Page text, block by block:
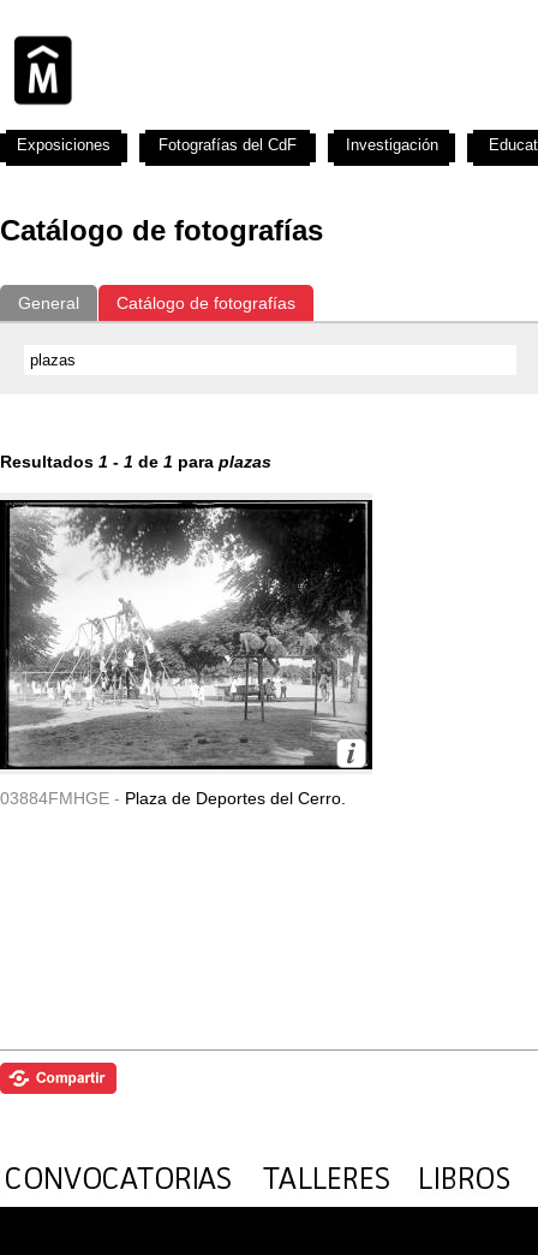
Catálogo de fotografías
General Catálogo de fotografías
Resultados 1 - 1 de 1 para plazas
03884FMHGE - Plaza de Deportes del Cerro.
Exposiciones Fotografías del CdF Investigación